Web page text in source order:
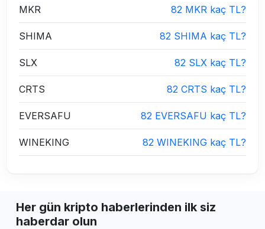
MKR 82 MKR kaç TL?
SHIMA 82 SHIMA kaç TL?
SLX 82 SLX kaç TL?
CRTS 82 CRTS kaç TL?
EVERSAFU 82 EVERSAFU kaç TL?
WINEKING 82 WINEKING kaç TL?
Her gün kripto haberlerinden ilk siz
haberdar olun